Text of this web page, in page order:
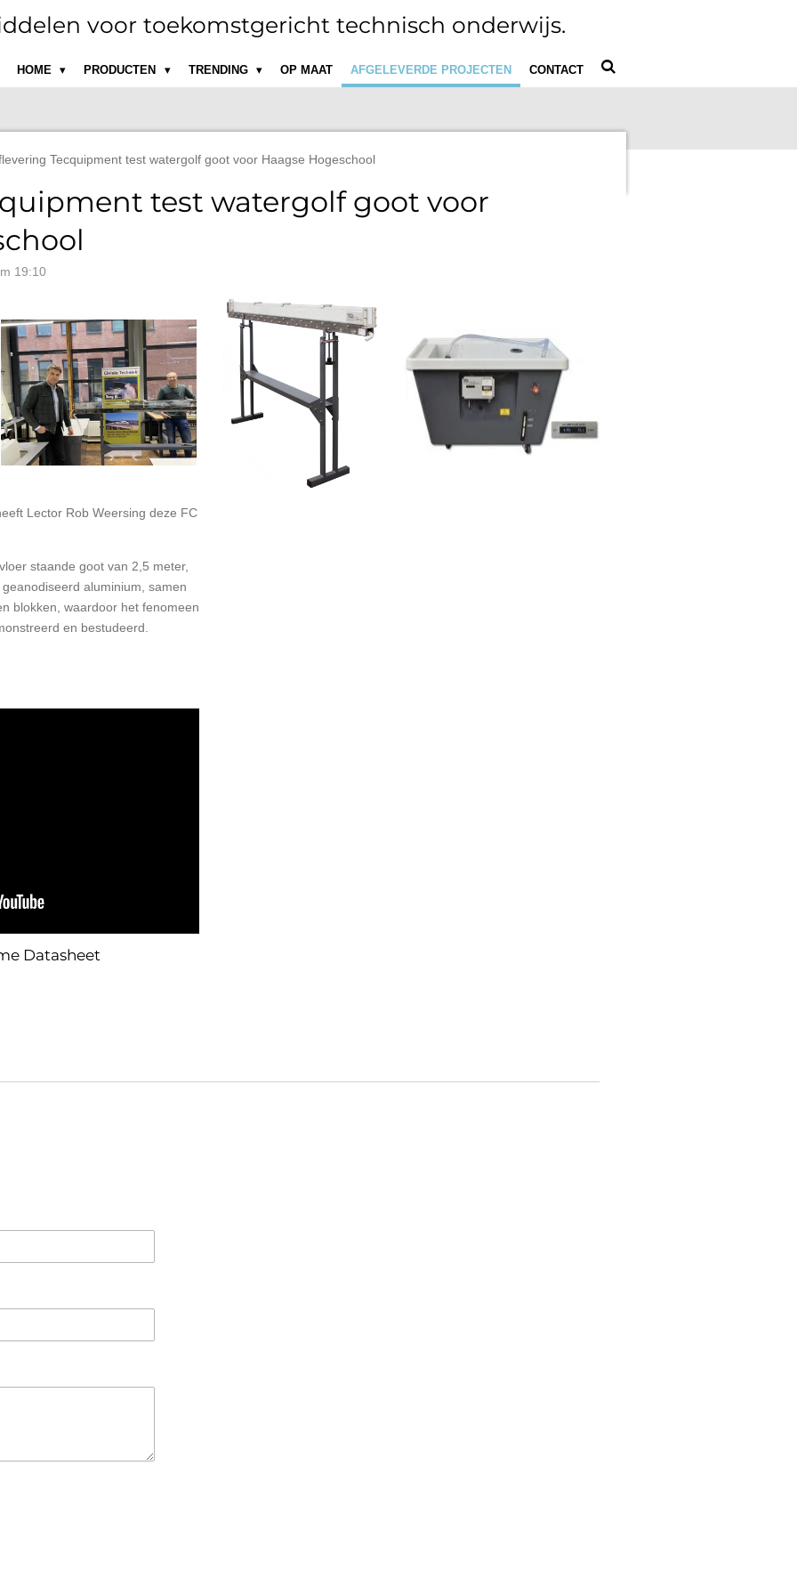
voor toekomstgericht technisch onderwijs.
HOME PRODUCTEN TRENDING OP MAAT AFGELEVERDE PROJECTEN CONTACT
Tecquipment test watergolf goot voor Haagse Hogeschool
test watergolf goot voor
19:10
Lector Rob Weersing deze FC
staande goot van 2,5 meter,
aluminium, samen
blokken, waardoor het fenomeen
en bestudeerd.
Datasheet